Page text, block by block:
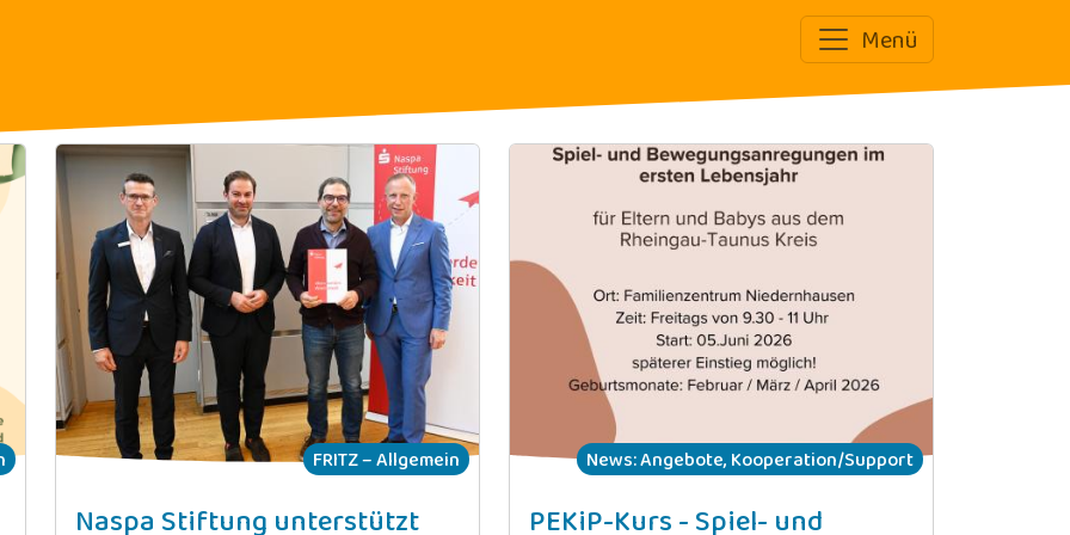
Menü
im Familienzentrum Niedernhausen!
FRITZ – Allgemein
Naspa Stiftung unterstützt
News: Angebote, Kooperation/Support
PEKiP-Kurs - Spiel- und